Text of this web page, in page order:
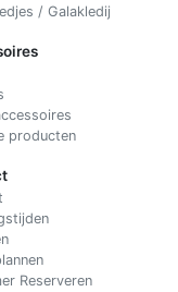
/ Galakledij
producten
Reserveren